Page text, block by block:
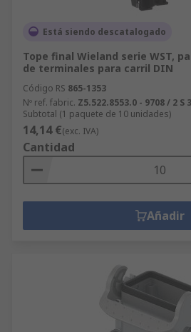
Está siendo descatalogado
Tope final Wieland serie WST,
de terminales para carril DIN
Código RS 865-1353
Nº ref. fabric. Z5.522.8553.0 - 9708 / 2 S
Subtotal (1 paquete de 10 unidades)
14,14 €(exc. IVA)
Cantidad
Añadir